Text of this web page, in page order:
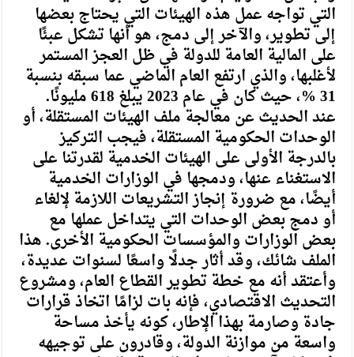
التي تواجه عمل هذه الهيئات التي يحتاج بعضها
إلى تطوير، والآخر إلى دمج، هو أنها تشكل عبئًا
على المالية العامة للدولة في ظل العجز المستمر
لأغلبها، والذي ارتفع العام الماضي عما سبقه بنسبة
31 %، حيث كان في عام 2023 يبلغ 618 مليونًا.
عند الحديث عن معالجة ملف الهيئات المستقلة، أو
الوحدات الحكومية المستقلة، فيجب التركيز
بالدرجة الأولى على الهيئات الخدمية لقدرتنا على
الاستغناء عنها، ودمجها في الوزارات الخدمية
أيضًا، مع ضرورة إنجاز التشريعات اللازمة لإلغاء
أو دمج بعض الوحدات التي يتداخل عملها مع
بعض الوزارات والمؤسسات الحكومية الأخرى. هذا
الملف شائك، وقد أثار جدلًا واسعًا لسنوات عديدة،
وأعتقد أنه مع خطة تطوير القطاع العام، ومشروع
التحديث الاقتصادي، فإنه بات لزامًا اتخاذ قرارات
جادة وصارمة بهذا الإطار، كونه يأخذ مساحة
واسعة من موازنة الدولة، وقادرون على توجيهه